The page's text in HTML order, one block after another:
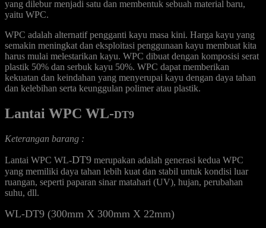
yang dilebur menjadi satu dan membentuk sebuah material baru,
yaitu WPC.
WPC adalah alternatif pengganti kayu masa kini. Harga kayu yang
semakin meningkat dan eksploitasi penggunaan kayu membuat kita
harus mulai melestarikan kayu. WPC dibuat dengan komposisi serat
plastik 50% dan serbuk kayu 50%. WPC dapat memberikan
kekuatan dan keindahan yang menyerupai kayu dengan daya tahan
dan kelebihan serta keunggulan polimer atau plastik.
Lantai WPC WL-DT9
Keterangan barang :
Lantai WPC WL-DT9 merupakan adalah generasi kedua WPC
yang memiliki daya tahan lebih kuat dan stabil untuk kondisi luar
ruangan, seperti paparan sinar matahari (UV), hujan, perubahan
suhu, dll.
WL-DT9 (300mm X 300mm X 22mm)